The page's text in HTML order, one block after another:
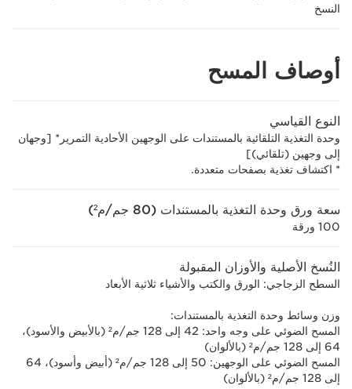
النسخ
أوصاف المسح
النوع القياسي
وحدة التغذية التلقائية بالمستندات على الوجهين الأحادية التمرير* [وجهان
إلى وجهين (تلقائي)]
* اكتشاف تغذية بصفحات متعددة.
سعة ورق وحدة التغذية بالمستندات (80 جم/م²)
100 ورقة
النُسخ الأصلية والأوزان المقبولة
السطح الزجاجي: الورق والكتب والأشياء ثلاثية الأبعاد
وزن وسائط وحدة التغذية بالمستندات:
المسح الضوئي على وجه واحد: 42 إلى 128 جم/م² (بالأبيض والأسود)،
64 إلى 128 جم/م² (بالألوان)
المسح الضوئي على الوجهين: 50 إلى 128 جم/م²‏ (أبيض وأسود)، 64
إلى 128 جم/م² (بالألوان)